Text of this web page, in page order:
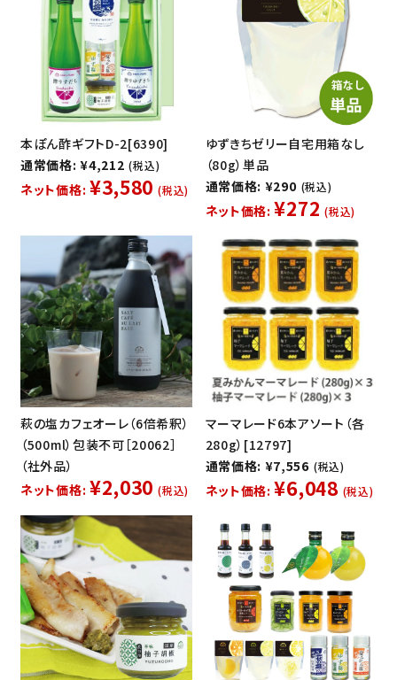
本ぽん酢ギフトD-2[6390]
通常価格: ¥4,212 (税込)
ネット価格: ¥3,580 (税込)
ゆずきちゼリー自宅用箱なし
（80g）単品
通常価格: ¥290 (税込)
ネット価格: ¥272 (税込)
萩の塩カフェオーレ（6倍希釈）
（500ml）包装不可［20062］
（社外品）
ネット価格: ¥2,030 (税込)
マーマレード6本アソート（各
280g）[12797]
通常価格: ¥7,556 (税込)
ネット価格: ¥6,048 (税込)